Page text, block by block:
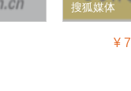
搜狐媒体
¥